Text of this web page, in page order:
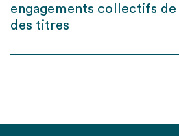
engagements collectifs
des titres